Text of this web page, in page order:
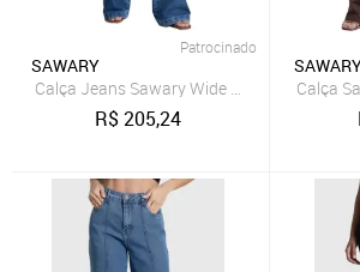
Patrocinado
SAWARY
Calça Jeans Sawary Wide Leg - 282885 -
R$205,24
Calça